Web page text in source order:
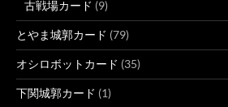
古戦場カード (9)
とやま城郭カード (79)
オシロボットカード (35)
下関城郭カード (1)